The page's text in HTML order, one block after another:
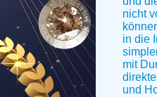
nicht
in die
mit
und